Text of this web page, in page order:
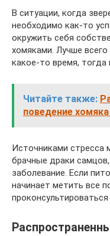
В ситуации, когда
необходимо как-то
окружить себя
хомяками. Лучше
какое-то время, тогда
Читайте также:
поведение
Источниками стресса
брачные драки
заболевание. Если
начинает метить все
проконсультироваться